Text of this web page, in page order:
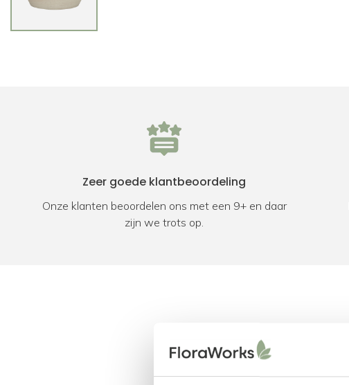
Zeer goede klantbeoordeling
Onze klanten beoordelen ons met een 9+ en daar
zijn we trots op.